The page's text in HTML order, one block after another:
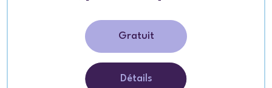
Gratuit
Détails